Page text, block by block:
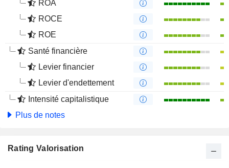
ROA
ROCE
ROE
Santé financière
Levier financier
Levier d'endettement
Intensité capitalistique
Plus de notes
Rating Valorisation